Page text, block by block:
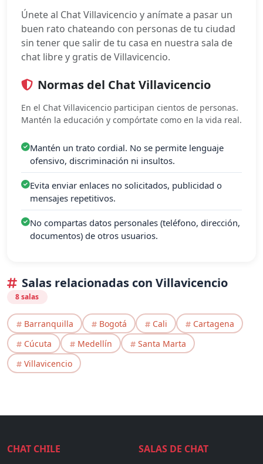
Únete al Chat Villavicencio y anímate a pasar un
buen rato chateando con personas de tu ciudad
sin tener que salir de tu casa en nuestra sala de
chat libre y gratis de Villavicencio.
Normas del Chat Villavicencio
En el Chat Villavicencio participan cientos de personas.
Mantén la educación y compórtate como en la vida real.
Mantén un trato cordial. No se permite lenguaje
ofensivo, discriminación ni insultos.
Evita enviar enlaces no solicitados, publicidad o
mensajes repetitivos.
No compartas datos personales (teléfono, dirección,
documentos) de otros usuarios.
Salas relacionadas con Villavicencio
8 salas
Barranquilla Bogotá Cali
Cartagena
Cúcuta
Medellín
Santa Marta
Villavicencio
CHAT CHILE SALAS DE CHAT